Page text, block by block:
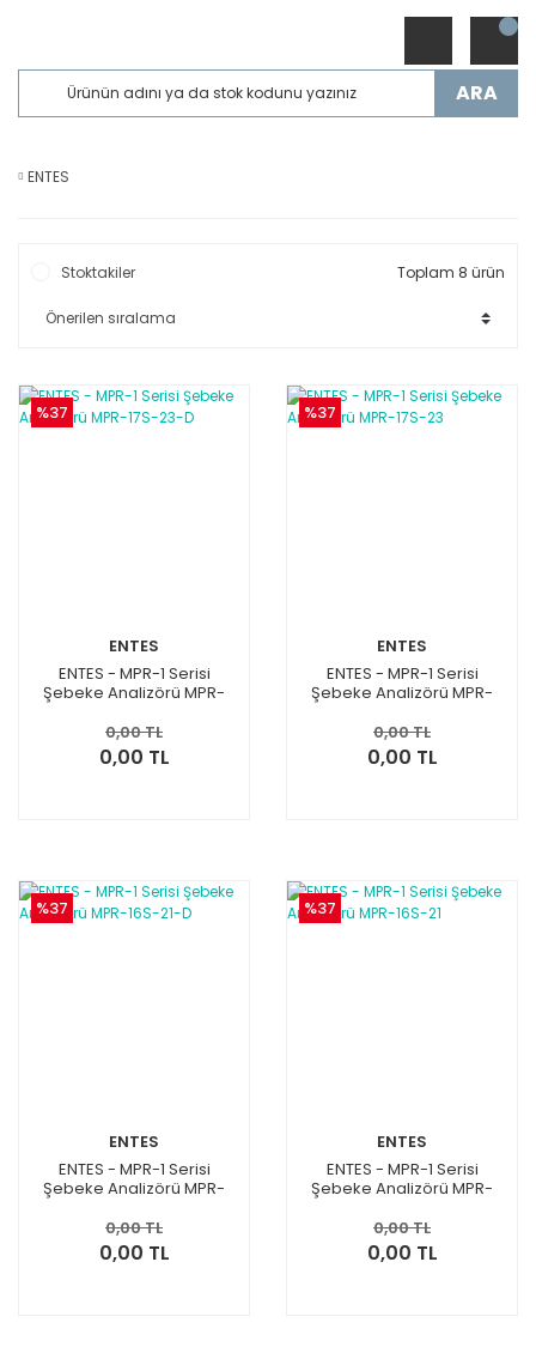
ARA
ENTES
Stoktakiler Toplam 8 ürün
%37
ENTES
ENTES - MPR-1 Serisi
Şebeke Analizörü MPR-
0,00 TL
0,00 TL
%37
ENTES
ENTES - MPR-1 Serisi
Şebeke Analizörü MPR-
0,00 TL
0,00 TL
%37
ENTES
ENTES - MPR-1 Serisi
Şebeke Analizörü MPR-
0,00 TL
0,00 TL
%37
ENTES
ENTES - MPR-1 Serisi
Şebeke Analizörü MPR-
0,00 TL
0,00 TL